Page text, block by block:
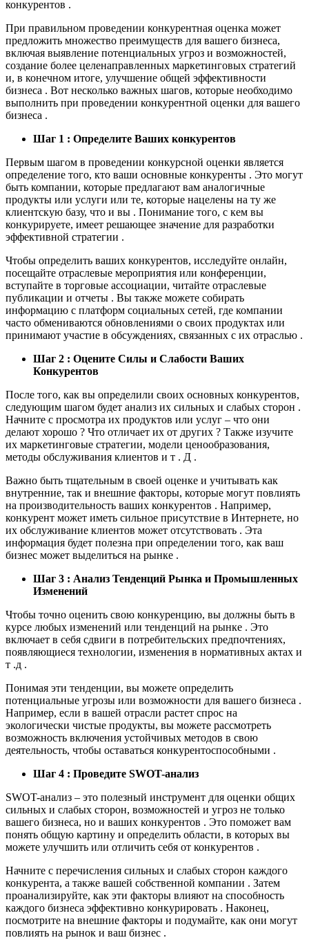
конкурентов .
При правильном проведении конкурентная оценка может
предложить множество преимуществ для вашего бизнеса,
включая выявление потенциальных угроз и возможностей,
создание более целенаправленных маркетинговых стратегий
и, в конечном итоге, улучшение общей эффективности
бизнеса . Вот несколько важных шагов, которые необходимо
выполнить при проведении конкурентной оценки для вашего
бизнеса .
Шаг 1 : Определите Ваших конкурентов
Первым шагом в проведении конкурсной оценки является
определение того, кто ваши основные конкуренты . Это могут
быть компании, которые предлагают вам аналогичные
продукты или услуги или те, которые нацелены на ту же
клиентскую базу, что и вы . Понимание того, с кем вы
конкурируете, имеет решающее значение для разработки
эффективной стратегии .
Чтобы определить ваших конкурентов, исследуйте онлайн,
посещайте отраслевые мероприятия или конференции,
вступайте в торговые ассоциации, читайте отраслевые
публикации и отчеты . Вы также можете собирать
информацию с платформ социальных сетей, где компании
часто обмениваются обновлениями о своих продуктах или
принимают участие в обсуждениях, связанных с их отраслью .
Шаг 2 : Оцените Силы и Слабости Ваших
Конкурентов
После того, как вы определили своих основных конкурентов,
следующим шагом будет анализ их сильных и слабых сторон .
Начните с просмотра их продуктов или услуг – что они
делают хорошо ? Что отличает их от других ? Также изучите
их маркетинговые стратегии, модели ценообразования,
методы обслуживания клиентов и т . Д .
Важно быть тщательным в своей оценке и учитывать как
внутренние, так и внешние факторы, которые могут повлиять
на производительность ваших конкурентов . Например,
конкурент может иметь сильное присутствие в Интернете, но
их обслуживание клиентов может отсутствовать . Эта
информация будет полезна при определении того, как ваш
бизнес может выделиться на рынке .
Шаг 3 : Анализ Тенденций Рынка и Промышленных
Изменений
Чтобы точно оценить свою конкуренцию, вы должны быть в
курсе любых изменений или тенденций на рынке . Это
включает в себя сдвиги в потребительских предпочтениях,
появляющиеся технологии, изменения в нормативных актах и
т .д .
Понимая эти тенденции, вы можете определить
потенциальные угрозы или возможности для вашего бизнеса .
Например, если в вашей отрасли растет спрос на
экологически чистые продукты, вы можете рассмотреть
возможность включения устойчивых методов в свою
деятельность, чтобы оставаться конкурентоспособными .
Шаг 4 : Проведите SWOT-анализ
SWOT-анализ – это полезный инструмент для оценки общих
сильных и слабых сторон, возможностей и угроз не только
вашего бизнеса, но и ваших конкурентов . Это поможет вам
понять общую картину и определить области, в которых вы
можете улучшить или отличить себя от конкурентов .
Начните с перечисления сильных и слабых сторон каждого
конкурента, а также вашей собственной компании . Затем
проанализируйте, как эти факторы влияют на способность
каждого бизнеса эффективно конкурировать . Наконец,
посмотрите на внешние факторы и подумайте, как они могут
повлиять на рынок и ваш бизнес .